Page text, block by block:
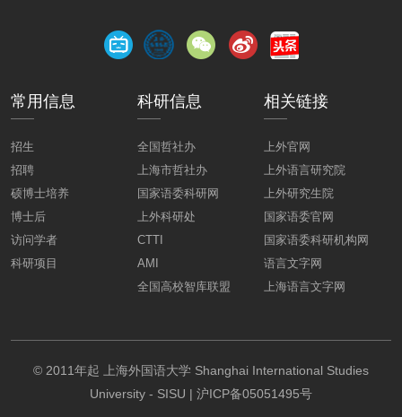
常用信息
招生
招聘
硕博士培养
博士后
访问学者
科研项目
科研信息
全国哲社办
上海市哲社办
国家语委科研网
上外科研处
CTTI
AMI
全国高校智库联盟
相关链接
上外官网
上外语言研究院
上外研究生院
国家语委官网
国家语委科研机构网
语言文字网
上海语言文字网
© 2011年起 上海外国语大学 Shanghai International Studies
University - SISU | 沪ICP备05051495号